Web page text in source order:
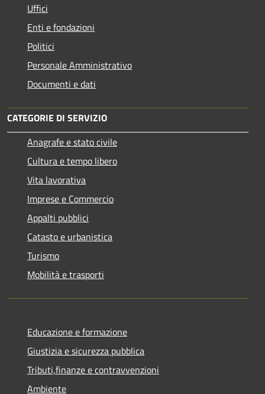
Uffici
Enti e fondazioni
Politici
Personale Amministrativo
Documenti e dati
CATEGORIE DI SERVIZIO
Anagrafe e stato civile
Cultura e tempo libero
Vita lavorativa
Imprese e Commercio
Appalti pubblici
Catasto e urbanistica
Turismo
Mobilità e trasporti
Educazione e formazione
Giustizia e sicurezza pubblica
Tributi,finanze e contravvenzioni
Ambiente